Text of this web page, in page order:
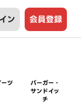
ン 会員登録
ーツ
バーガー・
サンドイッ
チ